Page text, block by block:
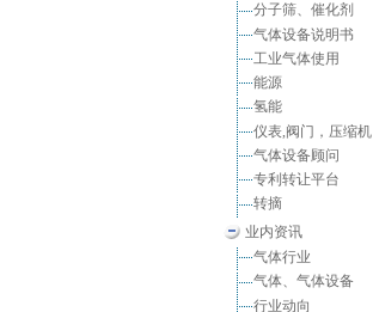
分子筛、催化剂
气体设备说明书
工业气体使用
能源
氢能
仪表,阀门，压缩机
气体设备顾问
专利转让平台
转摘
业内资讯
气体行业
气体、气体设备
行业动向